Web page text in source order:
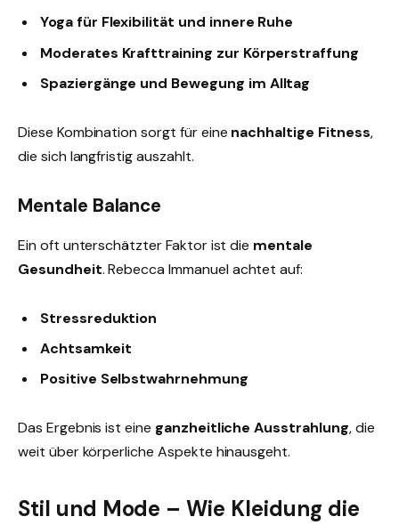
Yoga für Flexibilität und innere Ruhe
Moderates Krafttraining zur Körperstraffung
Spaziergänge und Bewegung im Alltag
Diese Kombination sorgt für eine nachhaltige Fitness,
die sich langfristig auszahlt.
Mentale Balance
Ein oft unterschätzter Faktor ist die mentale
Gesundheit. Rebecca Immanuel achtet auf:
Stressreduktion
Achtsamkeit
Positive Selbstwahrnehmung
Das Ergebnis ist eine ganzheitliche Ausstrahlung, die
weit über körperliche Aspekte hinausgeht.
Stil und Mode – Wie Kleidung die